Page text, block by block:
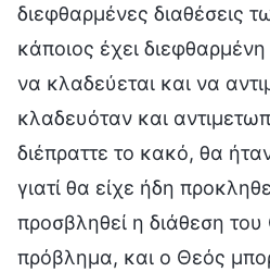
διεφθαρμένες διαθέσεις
κάποιος έχει
να κλαδεύεται και να
κλαδευόταν και
διέπραττε το κακό, θα
γιατί θα είχε ήδη
προσβληθεί η διάθεση του
πρόβλημα, και ο Θεός